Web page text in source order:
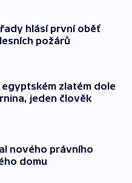
hlásí první oběť
požárů
zlatém dole
jeden člověk
nového právního
domu